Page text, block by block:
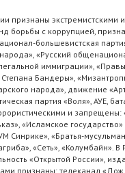
признаны экстремистскими
борьбы с коррупцией,
большевистская
«Русский
иммиграции»,
Бандеры»,
народа», движение
партия «Воля», АУЕ,
и
«Исламское государство»
Синрике», «Братья-
«Сеть», «Колумбайн».
«Открытой России»,
признаны: телеканал